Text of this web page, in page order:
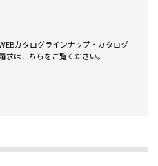
カタログラインナップ・カタログ
求はこちらをご覧ください。